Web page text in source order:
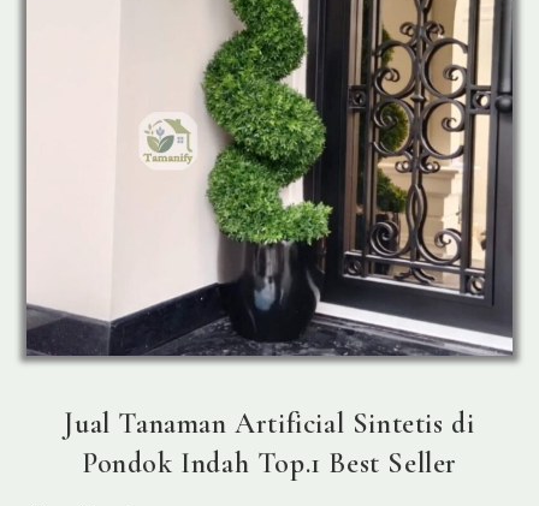
Jual Tanaman Artificial Sintetis di
Pondok Indah Top.1 Best Seller